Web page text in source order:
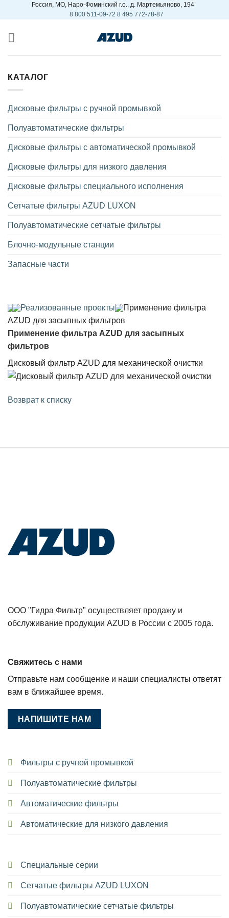
content
Россия, МO, Наро-Фоминский г.о., д. Мартемьяново, 194
8 800 511-09-72 8 495 772-78-87
Реализованные проекты
Применение фильтра
AZUD для засыпных фильтров
Применение фильтра AZUD для засыпных
фильтров
Дисковый фильтр AZUD для механической очистки
Возврат к списку
КАТАЛОГ
Дисковые фильтры с ручной промывкой
Полуавтоматические фильтры
Дисковые фильтры с автоматической промывкой
Дисковые фильтры для низкого давления
Дисковые фильтры специального исполнения
Сетчатые фильтры AZUD LUXON
Полуавтоматические сетчатые фильтры
Блочно-модульные станции
Запасные части
ООО "Гидра Фильтр" осуществляет продажу и
обслуживание продукции AZUD в России с 2005 года.
Фильтры с ручной промывкой
Полуавтоматические фильтры
Автоматические фильтры
Автоматические для низкого давления
Специальные серии
Сетчатые фильтры AZUD LUXON
Полуавтоматические сетчатые фильтры
Свяжитесь с нами
Отправьте нам сообщение и наши специалисты ответят
вам в ближайшее время.
НАПИШИТЕ НАМ